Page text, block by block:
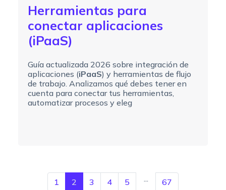
Herramientas para
conectar aplicaciones
(iPaaS)
Guía actualizada 2026 sobre integración de
aplicaciones (iPaaS) y herramientas de flujo
de trabajo. Analizamos qué debes tener en
cuenta para conectar tus herramientas,
automatizar procesos y eleg
1 2 3 4 5 ... 67